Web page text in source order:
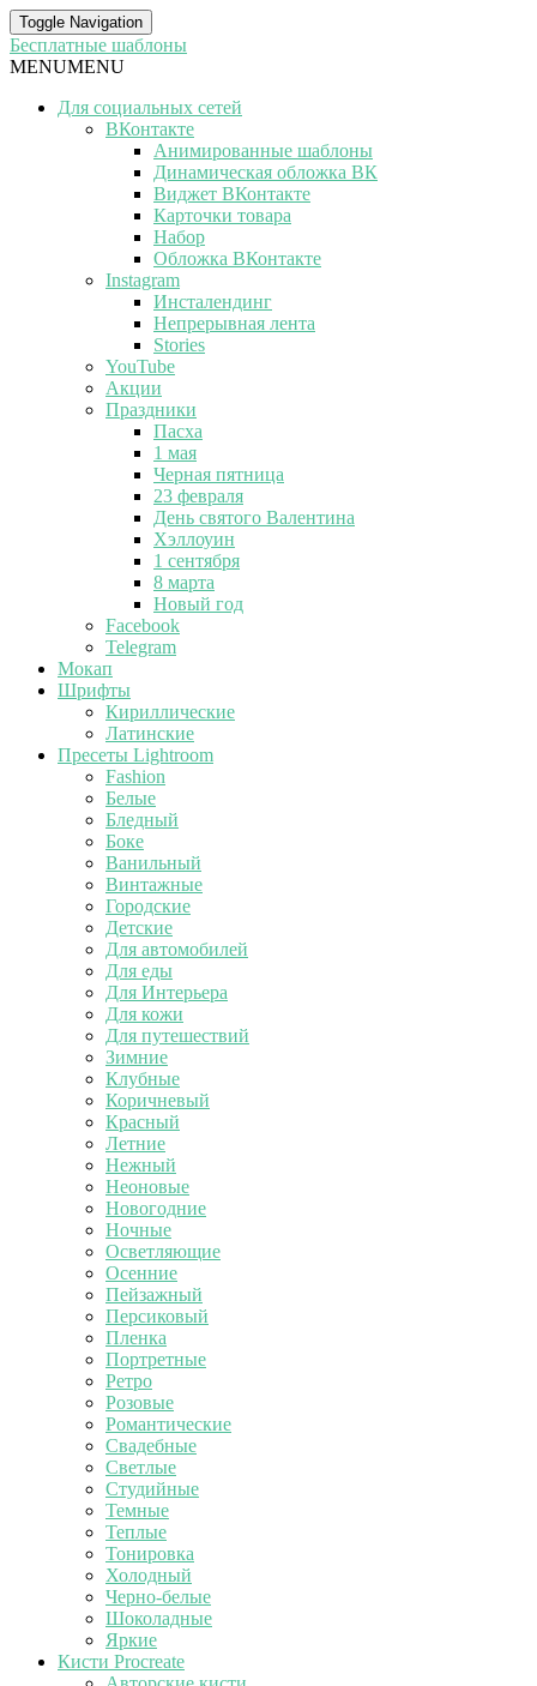
Toggle Navigation
Бесплатные шаблоны
MENUMENU
Для социальных сетей
ВКонтакте
Анимированные шаблоны
Динамическая обложка ВК
Виджет ВКонтакте
Карточки товара
Набор
Обложка ВКонтакте
Instagram
Инсталендинг
Непрерывная лента
Stories
YouTube
Акции
Праздники
Пасха
1 мая
Черная пятница
23 февраля
День святого Валентина
Хэллоуин
1 сентября
8 марта
Новый год
Facebook
Telegram
Мокап
Шрифты
Кириллические
Латинские
Пресеты Lightroom
Fashion
Белые
Бледный
Боке
Ванильный
Винтажные
Городские
Детские
Для автомобилей
Для еды
Для Интерьера
Для кожи
Для путешествий
Зимние
Клубные
Коричневый
Красный
Летние
Нежный
Неоновые
Новогодние
Ночные
Осветляющие
Осенние
Пейзажный
Персиковый
Пленка
Портретные
Ретро
Розовые
Романтические
Свадебные
Светлые
Студийные
Темные
Теплые
Тонировка
Холодный
Черно-белые
Шоколадные
Яркие
Кисти Procreate